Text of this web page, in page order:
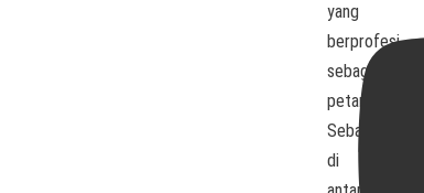
yang
berprofesi
sebagai
petani.
Sebagian
di